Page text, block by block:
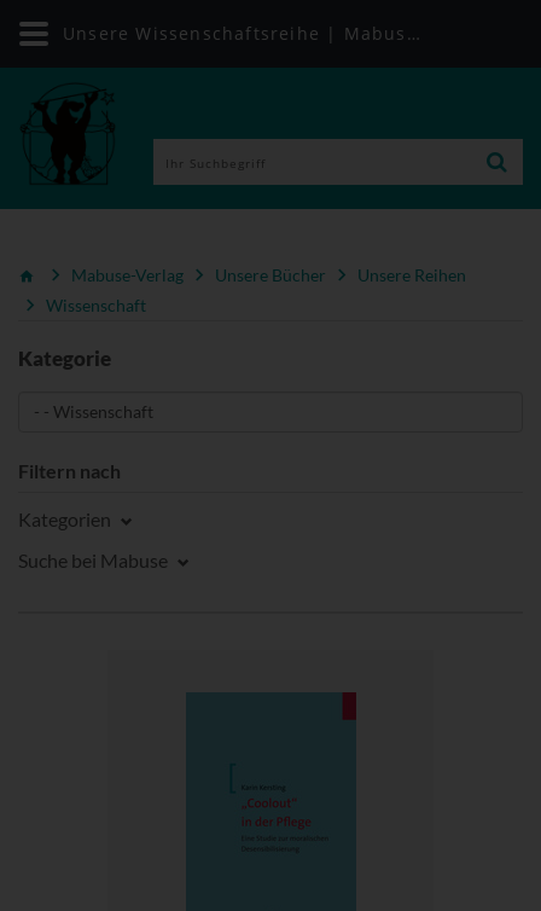
Mabuse-Verlag Unsere Bücher
Unsere Reihen
Wissenschaft
Kategorie
Filtern nach
Kategorien
Suche bei Mabuse
Unsere Wissenschaftsreihe | Mabuse-Verlag